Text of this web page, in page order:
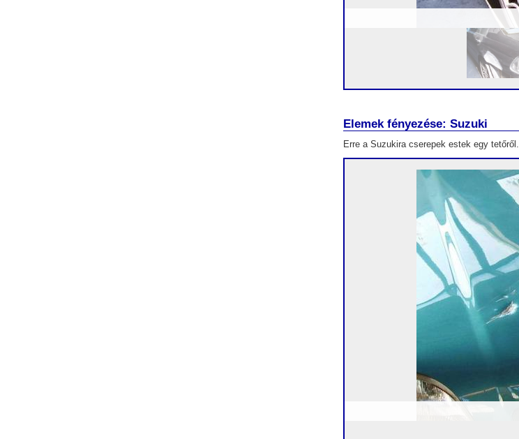
Elemek fényezése: Suzuki
Erre a Suzukira cserepek estek egy tetőről.